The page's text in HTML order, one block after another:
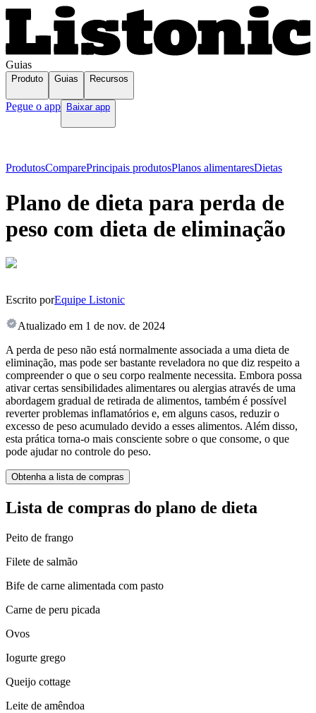
Guias
Produto Guias Recursos
Pegue o app Baixar app
ProdutosComparePrincipais produtosPlanos alimentaresDietas
Plano de dieta para perda de
peso com dieta de eliminação
Escrito porEquipe Listonic
Atualizado em 1 de nov. de 2024
A perda de peso não está normalmente associada a uma dieta de
eliminação, mas pode ser bastante reveladora no que diz respeito a
compreender o que o seu corpo realmente necessita. Embora possa
ativar certas sensibilidades alimentares ou alergias através de uma
abordagem gradual de retirada de alimentos, também é possível
reverter problemas inflamatórios e, em alguns casos, reduzir o
excesso de peso acumulado devido a esses alimentos. Além disso,
esta prática torna-o mais consciente sobre o que consome, o que
pode ajudar no controle do peso.
Obtenha a lista de compras
Lista de compras do plano de dieta
Peito de frango
Filete de salmão
Bife de carne alimentada com pasto
Carne de peru picada
Ovos
Iogurte grego
Queijo cottage
Leite de amêndoa